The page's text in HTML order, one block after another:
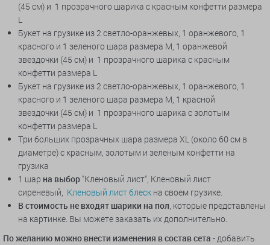
(45 см) и 1 прозрачного шарика с красным конфетти размера
L
Букет на грузике из 2 светло-оранжевых, 1 оранжевого, 1
красного и 1 зеленого шара размера M, 1 оранжевой
звездочки (45 см) и 1 прозрачного шарика с красным
конфетти размера L
Букет на грузике из 2 светло-оранжевых, 1 оранжевого, 1
красного и 1 зеленого шара размера M, 1 красной
звездочки (45 см) и 1 прозрачного шарика с золотым
конфетти размера L
Три больших прозрачных шара размера XL (около 60 см в
диаметре) с красным, золотым и зеленым конфетти на
грузика
1 шар на выбор "Кленовый лист", Кленовый лист
сиреневый, Кленовый лист блеск на своем грузике.
В стоимость не входят шарики на пол, которые представлены
на картинке. Вы можете заказать их дополнительно.
По желанию можно внести изменения в состав сета - добавить